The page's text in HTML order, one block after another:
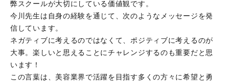
弊スクールが大切にしている価値観です。
今川先生は自身の経験を通じて、次のようなメッセージを発
信しています。
ネガティブに考えるのではなくて、ポジティブに考えるのが
大事。楽しいと思えることにチャレンジするのも重要だと思
います！
この言葉は、美容業界で活躍を目指す多くの方々に希望と勇